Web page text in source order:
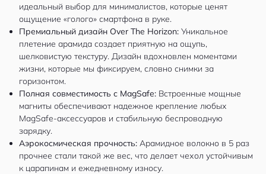
идеальный выбор для минималистов, которые ценят
ощущение «голого» смартфона в руке.
Премиальный дизайн Over The Horizon: Уникальное
плетение арамида создает приятную на ощупь,
шелковистую текстуру. Дизайн вдохновлен моментами
жизни, которые мы фиксируем, словно снимки за
горизонтом.
Полная совместимость с MagSafe: Встроенные мощные
магниты обеспечивают надежное крепление любых
MagSafe-аксессуаров и стабильную беспроводную
зарядку.
Аэрокосмическая прочность: Арамидное волокно в 5 раз
прочнее стали такой же вес, что делает чехол устойчивым
к царапинам и ежедневному износу.